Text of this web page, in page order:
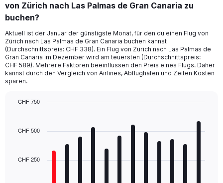
von Zürich nach Las Palmas de Gran Canaria zu
buchen?
Aktuell ist der Januar der günstigste Monat, für den du einen Flug von
Zürich nach Las Palmas de Gran Canaria buchen kannst
(Durchschnittspreis: CHF 338). Ein Flug von Zürich nach Las Palmas de
Gran Canaria im Dezember wird am teuersten (Durchschnittspreis:
CHF 589). Mehrere Faktoren beeinflussen den Preis eines Flugs. Daher
kannst durch den Vergleich von Airlines, Abflughäfen und Zeiten Kosten
sparen.
with
The
CHF 250
CHF 500
CHF 750